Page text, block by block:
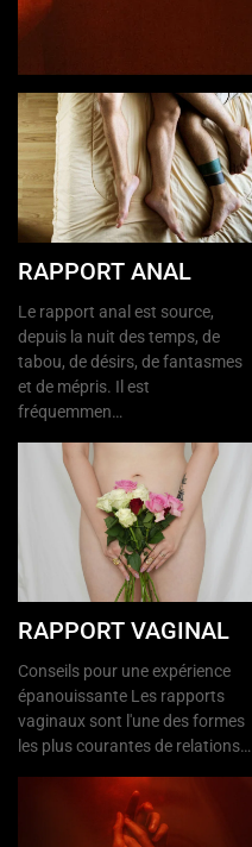
RAPPORT ANAL
Le rapport anal est source,
depuis la nuit des temps, de
tabou, de désirs, de fantasmes
et de mépris. Il est
fréquemmen…
RAPPORT VAGINAL
Conseils pour une expérience
épanouissante Les rapports
vaginaux sont l'une des formes
les plus courantes de relations…